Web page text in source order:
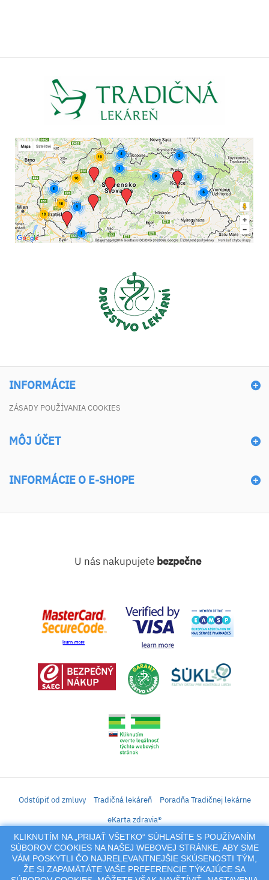
INFORMÁCIE
ZÁSADY POUŽÍVANIA COOKIES
MÔJ ÚČET
INFORMÁCIE O E-SHOPE
KLIKNUTÍM NA „PRIJAŤ VŠETKO“ SÚHLASÍTE S POUŽÍVANÍM
SÚBOROV COOKIES NA NAŠEJ WEBOVEJ STRÁNKE, ABY SME
VÁM POSKYTLI ČO NAJRELEVANTNEJŠIE SKÚSENOSTI TÝM,
ŽE SI ZAPAMÄTÁTE VAŠE PREFERENCIE TÝKAJÚCE SA
U nás nakupujete bezpečne
Odstúpiť od zmluvy Tradičná lekáreň
Poradňa Tradičnej lekárne
eKarta zdravia®
iLekáreň – Zásielkový predaj liekov, vitamínov, výživových doplnkov, prípravkov s
liečivým účinkom a kozmetiky. Elektronické zaslanie receptu.
Na tento portál sa vzťahujú autorské práva a akákoľvek jeho reprodukcia
(používanie, kopírovanie, šírenie a pod.),